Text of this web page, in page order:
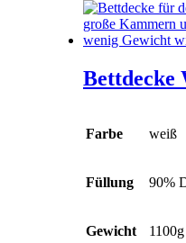
Bettdecke
Farbe weiß
Füllung 90%
Gewicht 1100g